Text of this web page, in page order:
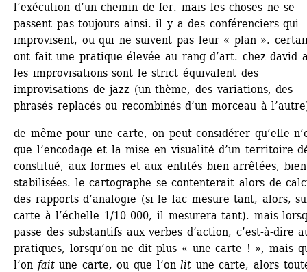
l’exécution d’un chemin de fer. mais les choses ne se
passent pas toujours ainsi. il y a des conférenciers qui
improvisent, ou qui ne suivent pas leur « plan ».
ont fait une pratique élevée au rang d’art. chez david
les improvisations sont le strict équivalent des
improvisations de jazz (un thème, des variations, des
phrasés replacés ou recombinés d’un morceau à
de même pour une carte, on peut considérer qu’elle
que l’encodage et la mise en visualité d’un territoire
constitué, aux formes et aux entités bien arrêtées, bien
stabilisées. le cartographe se contenterait alors de
des rapports d’analogie (si le lac mesure tant, alors,
carte à l’échelle 1/10 000, il mesurera tant). mais
passe des substantifs aux verbes d’action, c’est-à-dire
pratiques, lorsqu’on ne dit plus « une carte ! », mais
l’on faitune carte, ou que l’on lit une carte, alors